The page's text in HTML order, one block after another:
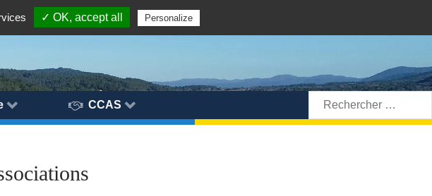
CCAS
Rechercher:
✓ OK, accept all Personalize